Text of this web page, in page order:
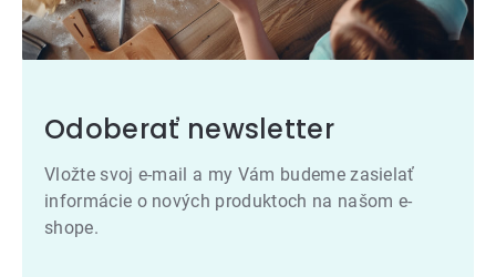
Odoberať newsletter
Vložte svoj e-mail a my Vám budeme zasielať
informácie o nových produktoch na našom e-
shope.